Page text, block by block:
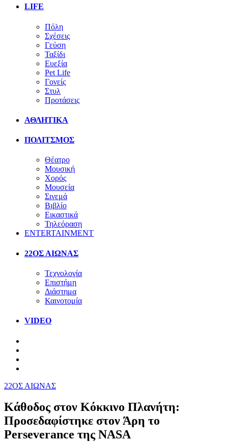
LIFE
Πόλη
Σχέσεις
Γεύση
Ταξίδι
Ευεξία
Pet Life
Γονείς
Στυλ
Προτάσεις
ΑΘΛΗΤΙΚΑ
ΠΟΛΙΤΣΜΟΣ
Θέατρο
Μουσική
Χορός
Μουσεία
Σινεμά
Βιβλίο
Εικαστικά
Τηλεόραση
ENTERTAINMENT
22ΟΣ ΑΙΩΝΑΣ
Τεχνολογία
Επιστήμη
Διάστημα
Καινοτομία
VIDEO
22ΟΣ ΑΙΩΝΑΣ
Κάθοδος στον Κόκκινο Πλανήτη:
Προσεδαφίστηκε στον Άρη το
Perseverance της NASA